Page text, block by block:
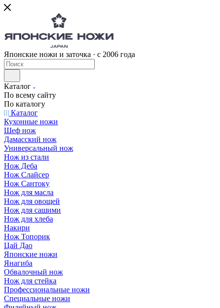
Японские ножи и заточка · с 2006 года
Каталог
По всему сайту
По каталогу
Каталог
Кухонные ножи
Шеф нож
Дамасский нож
Универсальный нож
Нож из стали
Нож Деба
Нож Слайсер
Нож Сантоку
Нож для масла
Нож для овощей
Нож для сашими
Нож для хлеба
Накири
Нож Топорик
Цай Дао
Японские ножи
Янагиба
Обвалочный нож
Нож для стейка
Профессиональные ножи
Специальные ножи